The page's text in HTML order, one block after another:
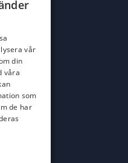
vår
din
våra
som
de har